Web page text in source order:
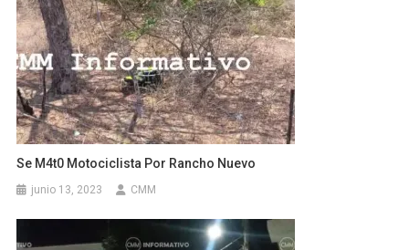
Se M4t0 Motociclista Por Rancho Nuevo
junio 13, 2023 CMM